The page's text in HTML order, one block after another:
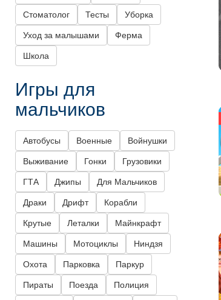
Стоматолог Тесты Уборка
Уход за малышами Ферма
Школа
Игры для
мальчиков
Автобусы Военные Войнушки
Выживание Гонки Грузовики
ГТА Джипы Для Мальчиков
Драки Дрифт Корабли
Крутые Леталки Майнкрафт
Машины Мотоциклы Ниндзя
Охота Парковка Паркур
Пираты Поезда Полиция